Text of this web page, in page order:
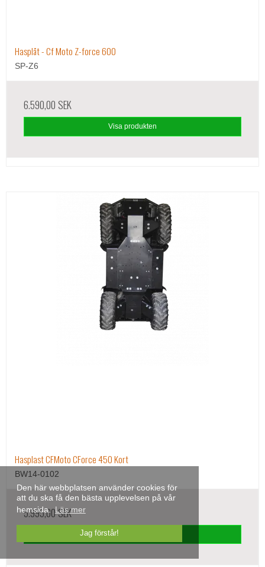
Den här webbplatsen använder cookies för
att du ska få den bästa upplevelsen på vår
hemsida.Läs mer
Jag förstår!
Hasplåt - Cf Moto Z-force 600
SP-Z6
6.590,00 SEK
Visa produkten
Hasplast CFMoto CForce 450 Kort
BW14-0102
5.995,00 SEK
Visa produkten